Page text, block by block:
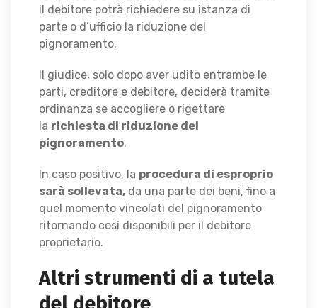
il debitore potrà richiedere su istanza di
parte o d’ufficio la riduzione del
pignoramento.
Il giudice, solo dopo aver udito entrambe le
parti, creditore e debitore, deciderà tramite
ordinanza se accogliere o rigettare
la richiesta di riduzione del
pignoramento.
In caso positivo, la procedura di esproprio
sarà sollevata, da una parte dei beni, fino a
quel momento vincolati del pignoramento
ritornando così disponibili per il debitore
proprietario.
Altri strumenti di a tutela
del debitore